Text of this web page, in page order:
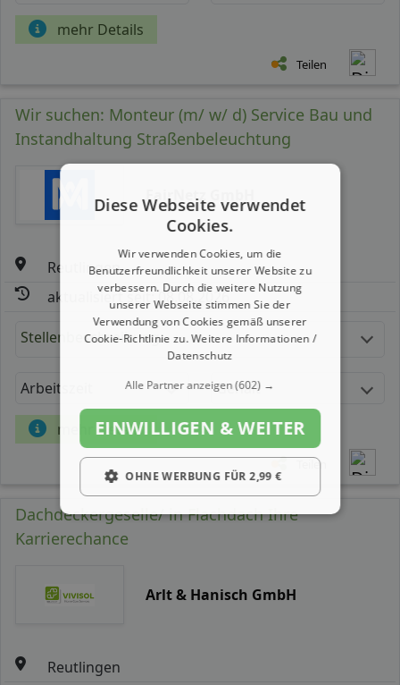
mehr Details
Teilen
Wir suchen: Monteur (m/ w/ d) Service Bau und
Instandhaltung Straßenbeleuchtung
FairNetz GmbH
Reutlingen
aktualisiert seit: 08.08.2026
Stellenbeschreibung:
Arbeitszeit Gehalt
mehr Details
Teilen
Dachdeckergeselle/ in Flachdach Ihre
Karrierechance
Arlt & Hanisch GmbH
Reutlingen
Diese Webseite verwendet
Cookies.
Wir verwenden Cookies, um die
Benutzerfreundlichkeit unserer Website zu
verbessern. Durch die weitere Nutzung
unserer Webseite stimmen Sie der
Verwendung von Cookies gemäß unserer
Cookie-Richtlinie zu.Weitere Informationen /
Datenschutz
Alle Partner anzeigen(602) →
EINWILLIGEN & WEITER
OHNE WERBUNG FÜR 2,99 €